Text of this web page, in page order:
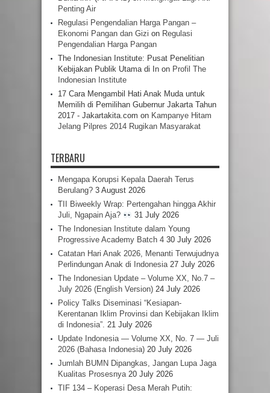
Penting Air
Regulasi Pengendalian Harga Pangan –
Ekonomi Pangan dan Gizi on Regulasi
Pengendalian Harga Pangan
The Indonesian Institute: Pusat Penelitian
Kebijakan Publik Utama di In on Profil The
Indonesian Institute
17 Cara Mengambil Hati Anak Muda untuk
Memilih di Pemilihan Gubernur Jakarta Tahun
2017 - Jakartakita.com on Kampanye Hitam
Jelang Pilpres 2014 Rugikan Masyarakat
TERBARU
Mengapa Korupsi Kepala Daerah Terus
Berulang? 3 August 2026
TII Biweekly Wrap: Pertengahan hingga Akhir
Juli, Ngapain Aja?
31 July 2026
The Indonesian Institute dalam Young
Progressive Academy Batch 4 30 July 2026
Catatan Hari Anak 2026, Menanti Terwujudnya
Perlindungan Anak di Indonesia 27 July 2026
The Indonesian Update – Volume XX, No.7 –
July 2026 (English Version) 24 July 2026
Policy Talks Diseminasi “Kesiapan-
Kerentanan Iklim Provinsi dan Kebijakan Iklim
di Indonesia”. 21 July 2026
Update Indonesia — Volume XX, No. 7 — Juli
2026 (Bahasa Indonesia) 20 July 2026
Jumlah BUMN Dipangkas, Jangan Lupa Jaga
Kualitas Prosesnya 20 July 2026
TIF 134 – Koperasi Desa Merah Putih: